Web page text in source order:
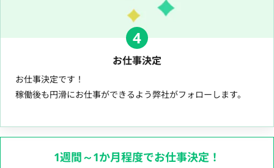
4
お仕事決定
お仕事決定です！
稼働後も円滑にお仕事ができるよう弊社がフォローします。
1週間～1か月程度でお仕事決定！